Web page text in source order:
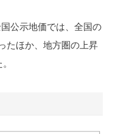
公示地価では、全国の
たほか、地方圏の上昇